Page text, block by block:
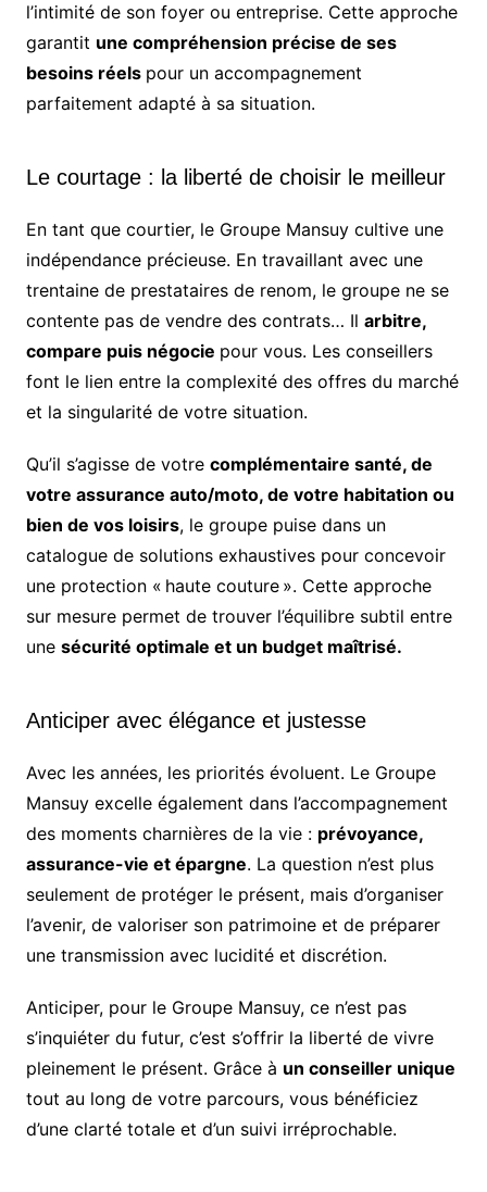
l’intimité de son foyer ou entreprise. Cette approche
garantit une compréhension précise de ses
besoins réels pour un accompagnement
parfaitement adapté à sa situation.
Le courtage : la liberté de choisir le meilleur
En tant que courtier, le Groupe Mansuy cultive une
indépendance précieuse. En travaillant avec une
trentaine de prestataires de renom, le groupe ne se
contente pas de vendre des contrats… Il arbitre,
compare puis négocie pour vous. Les conseillers
font le lien entre la complexité des offres du marché
et la singularité de votre situation.
Qu’il s’agisse de votre complémentaire santé, de
votre assurance auto/moto, de votre habitation ou
bien de vos loisirs, le groupe puise dans un
catalogue de solutions exhaustives pour concevoir
une protection « haute couture ». Cette approche
sur mesure permet de trouver l’équilibre subtil entre
une sécurité optimale et un budget maîtrisé.
Anticiper avec élégance et justesse
Avec les années, les priorités évoluent. Le Groupe
Mansuy excelle également dans l’accompagnement
des moments charnières de la vie : prévoyance,
assurance-vie et épargne. La question n’est plus
seulement de protéger le présent, mais d’organiser
l’avenir, de valoriser son patrimoine et de préparer
une transmission avec lucidité et discrétion.
Anticiper, pour le Groupe Mansuy, ce n’est pas
s’inquiéter du futur, c’est s’offrir la liberté de vivre
pleinement le présent. Grâce à un conseiller unique
tout au long de votre parcours, vous bénéficiez
d’une clarté totale et d’un suivi irréprochable.